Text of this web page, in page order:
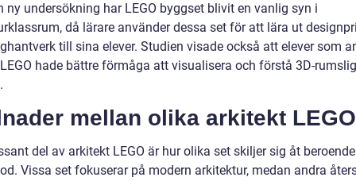
ny undersökning har LEGO byggset blivit en vanlig syn i
då lärare använder dessa set för att lära ut
till sina elever. Studien visade också att elever som
hade bättre förmåga att visualisera och förstå 3D-
mellan olika arkitekt
del av arkitekt LEGO är hur olika set skiljer sig åt
Vissa set fokuserar på modern arkitektur, medan andra